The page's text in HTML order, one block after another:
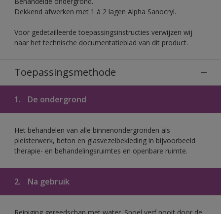
Dekkend afwerken met 1 à 2 lagen Alpha Sanocryl.
Voor gedetailleerde toepassingsinstructies verwijzen wij
naar het technische documentatieblad van dit product.
Toepassingsmethode
1. De ondergrond
Het behandelen van alle binnenondergronden als
pleisterwerk, beton en glasvezelbekleding in bijvoorbeeld
therapie- en behandelingsruimtes en openbare ruimte.
2. Na gebruik